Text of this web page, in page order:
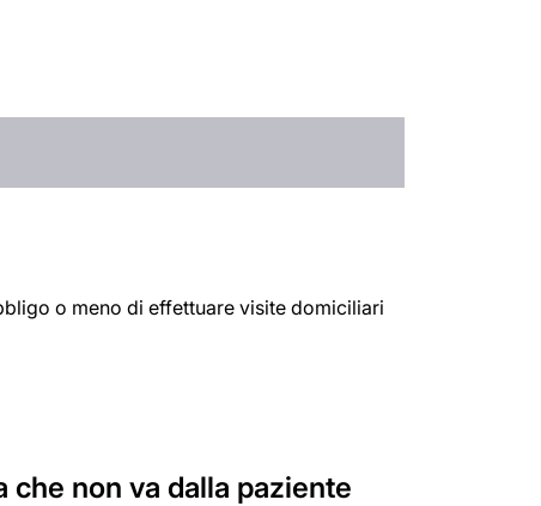
o meno di effettuare visite domiciliari
non va dalla paziente